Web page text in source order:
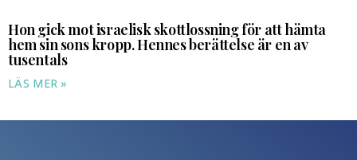
Hon gick mot israelisk skottlossning för att hämta
hem sin sons kropp. Hennes berättelse är en av
tusentals
LÄS MER »